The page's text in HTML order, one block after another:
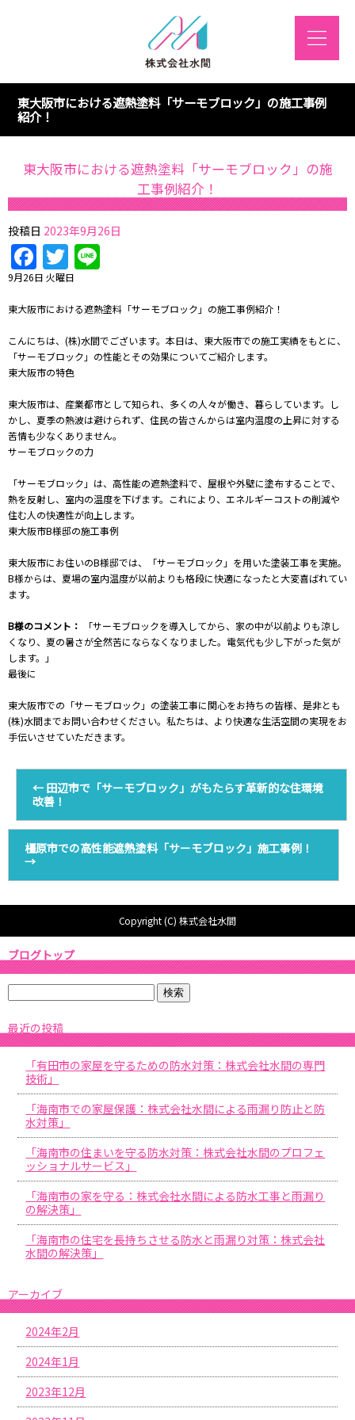
東大阪市における遮熱塗料「サーモブロック」の施工事例
紹介！
東大阪市における遮熱塗料「サーモブロック」の施
工事例紹介！
投稿日 2023年9月26日
Facebook
Twitter
9月26日 火曜日
東大阪市における遮熱塗料「サーモブロック」の施工事例紹介！
こんにちは、(株)水間でございます。本日は、東大阪市での施工実績をもとに、
「サーモブロック」の性能とその効果についてご紹介します。
東大阪市の特色
東大阪市は、産業都市として知られ、多くの人々が働き、暮らしています。し
かし、夏季の熱波は避けられず、住民の皆さんからは室内温度の上昇に対する
苦情も少なくありません。
サーモブロックの力
「サーモブロック」は、高性能の遮熱塗料で、屋根や外壁に塗布することで、
熱を反射し、室内の温度を下げます。これにより、エネルギーコストの削減や
住む人の快適性が向上します。
東大阪市B様邸の施工事例
東大阪市にお住いのB様邸では、「サーモブロック」を用いた塗装工事を実施。
B様からは、夏場の室内温度が以前よりも格段に快適になったと大変喜ばれてい
ます。
B様のコメント：
「サーモブロックを導入してから、家の中が以前よりも涼し
くなり、夏の暑さが全然苦にならなくなりました。電気代も少し下がった気が
します。」
最後に
東大阪市での「サーモブロック」の塗装工事に関心をお持ちの皆様、是非とも
(株)水間までお問い合わせください。私たちは、より快適な生活空間の実現をお
手伝いさせていただきます。
← 田辺市で「サーモブロック」がもたらす革新的な住環境
改善！
橿原市での高性能遮熱塗料「サーモブロック」施工事例！
→
Copyright (C) 株式会社水間
ブログトップ
最近の投稿
「有田市の家屋を守るための防水対策：株式会社水間の専門
技術」
「海南市での家屋保護：株式会社水間による雨漏り防止と防
水対策」
「海南市の住まいを守る防水対策：株式会社水間のプロフェ
ッショナルサービス」
「海南市の家を守る：株式会社水間による防水工事と雨漏り
の解決策」
「海南市の住宅を長持ちさせる防水と雨漏り対策：株式会社
水間の解決策」
アーカイブ
2024年2月
2024年1月
2023年12月